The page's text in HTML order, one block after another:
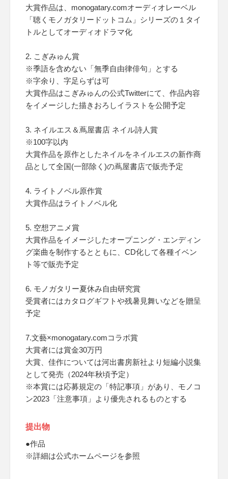
大賞作品は、monogatary.comオーディオレーベル
「聴くモノガタリードットコム」シリーズの１タイ
トルとしてオーディオドラマ化
2. こぎみゅん賞
※季語を含めない「無季自由律俳句」とする
※字余り、字足らずは可
大賞作品はこぎみゅんの公式Twitterにて、作品内容
をイメージした描きおろしイラストを公開予定
3. ネイルエス＆蔦屋書店 ネイル詩人賞
※100字以内
大賞作品を原作としたネイルをネイルエスの新作商
品として全国(一部除く)の蔦屋書店で販売予定
4. ライトノベル原作賞
大賞作品はライトノベル化
5. 空想アニメ賞
大賞作品をイメージしたオープニング・エンディン
グ楽曲を制作するとともに、CD化して各種イベン
ト等で販売予定
6. モノガタリー夏休み自由研究賞
受賞者にはカタログギフトや残暑見舞いなどを贈呈
予定
7.文藝×monogatary.comコラボ賞
大賞者には賞金30万円
大賞、佳作については河出書房新社より短編小説集
として発売（2024年秋頃予定）
※本賞には応募規定の「特記事項」があり、モノコ
ン2023「注意事項」より優先されるものとする
提出物
●作品
※詳細は公式ホームページを参照